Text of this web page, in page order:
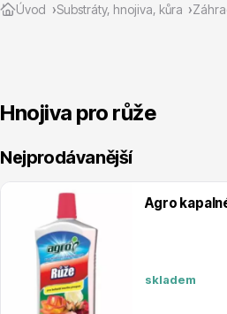
Vřesovištní rostliny
Úvod Substráty, hnojiva, kůra
Hnojiva pro růže
Nejprodávanější
Agro
skladem